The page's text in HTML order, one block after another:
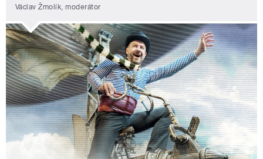
Václav Žmolík, moderátor